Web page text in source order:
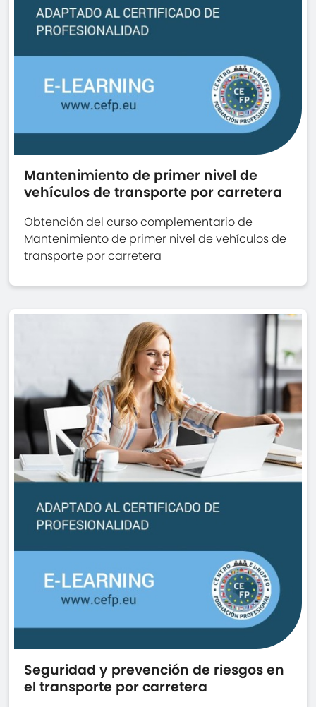
Mantenimiento de primer nivel de
vehículos de transporte por carretera
Obtención del curso complementario de
Mantenimiento de primer nivel de vehículos de
transporte por carretera
Seguridad y prevención de riesgos en
el transporte por carretera